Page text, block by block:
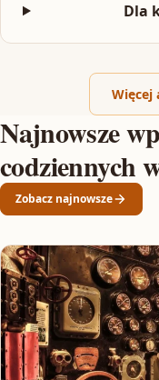
Dla
Więcej
Najnowsze
codziennych
Zobacz najnowsze